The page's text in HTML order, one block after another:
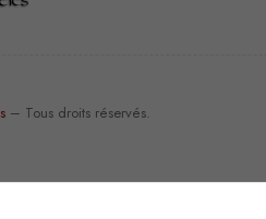
– Tous droits réservés.